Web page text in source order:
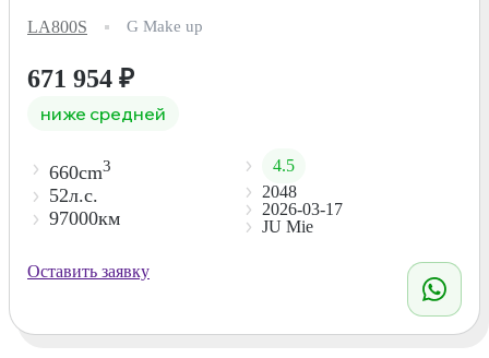
LA800S G Make up
671 954 ₽
ниже средней
660cm3
52л.с.
97000км
4.5
2048
2026-03-17
JU Mie
Оставить заявку